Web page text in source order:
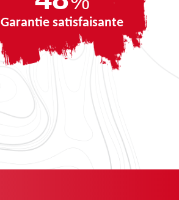
Garantie satisfaisante